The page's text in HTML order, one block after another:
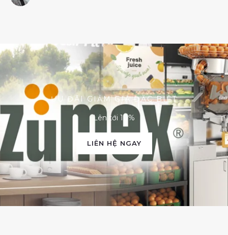
ƯU ĐÃI GIẢM GIÁ ĐẶC BIỆT
Lên tới 10%
LIÊN HỆ NGAY